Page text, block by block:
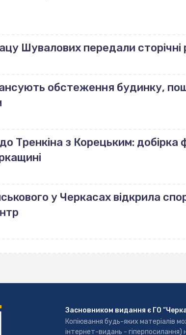
Шувалових передали
обстеження будинку,
Тренкіна з Корецьким: добірка
у Черкасах відкрила
Засновником видання є ГО
Копіювання будь-яких матеріалів
інтернет-видань - гіперпосилання)